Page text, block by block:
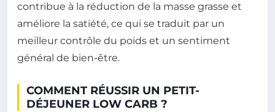
contribue à la réduction de la masse grasse et
améliore la satiété, ce qui se traduit par un
meilleur contrôle du poids et un sentiment
général de bien-être.
COMMENT RÉUSSIR UN PETIT-
DÉJEUNER LOW CARB ?